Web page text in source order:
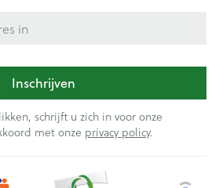
Inschrijven
schrijft u zich in voor onze
met onze privacy policy.